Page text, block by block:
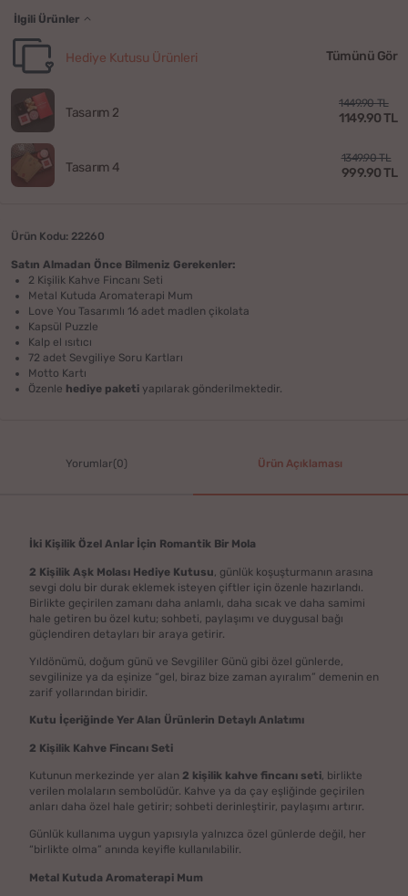
İlgili Ürünler
Hediye Kutusu Ürünleri Tümünü Gör
Tasarım 2
1449.90 TL
1149.90 TL
Tasarım 4
1349.90 TL
999.90 TL
Ürün Kodu: 22260
Satın Almadan Önce Bilmeniz Gerekenler:
2 Kişilik Kahve Fincanı Seti
Metal Kutuda Aromaterapi Mum
Love You Tasarımlı 16 adet madlen çikolata
Kapsül Puzzle
Kalp el ısıtıcı
72 adet Sevgiliye Soru Kartları
Motto Kartı
Özenle hediye paketi yapılarak gönderilmektedir.
Yorumlar(0) Ürün Açıklaması
İki Kişilik Özel Anlar İçin Romantik Bir Mola
2 Kişilik Aşk Molası Hediye Kutusu , günlük koşuşturmanın arasına
sevgi dolu bir durak eklemek isteyen çiftler için özenle hazırlandı.
Birlikte geçirilen zamanı daha anlamlı, daha sıcak ve daha samimi
hale getiren bu özel kutu; sohbeti, paylaşımı ve duygusal bağı
güçlendiren detayları bir araya getirir.
Yıldönümü, doğum günü ve Sevgililer Günü gibi özel günlerde,
sevgilinize ya da eşinize “gel, biraz bize zaman ayıralım” demenin en
zarif yollarından biridir.
Kutu İçeriğinde Yer Alan Ürünlerin Detaylı Anlatımı
2 Kişilik Kahve Fincanı Seti
Kutunun merkezinde yer alan 2 kişilik kahve fincanı seti, birlikte
verilen molaların sembolüdür. Kahve ya da çay eşliğinde geçirilen
anları daha özel hale getirir; sohbeti derinleştirir, paylaşımı artırır.
Günlük kullanıma uygun yapısıyla yalnızca özel günlerde değil, her
“birlikte olma” anında keyifle kullanılabilir.
Metal Kutuda Aromaterapi Mum